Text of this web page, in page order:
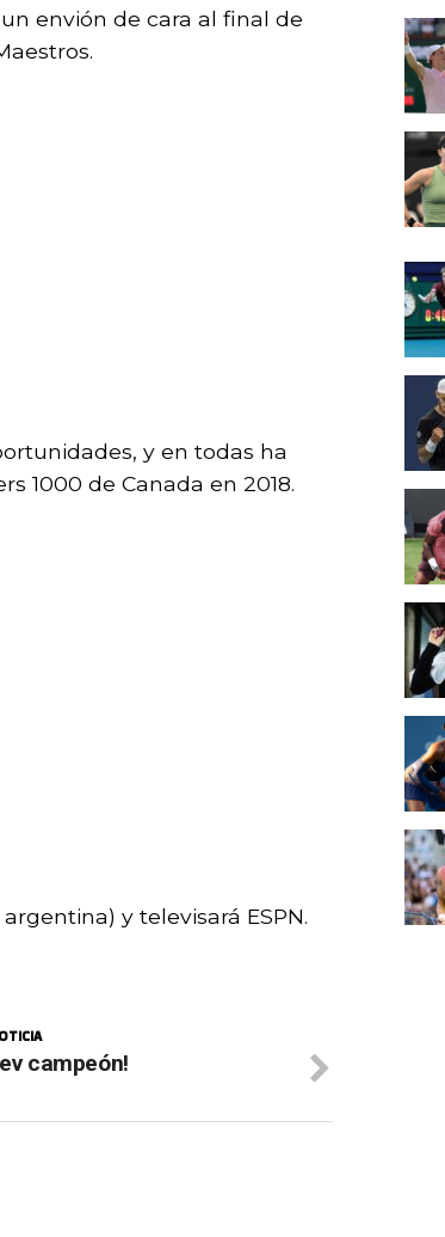
envión de cara al final de
y en todas ha
1000 de Canada en 2018.
y televisará ESPN.
campeón!